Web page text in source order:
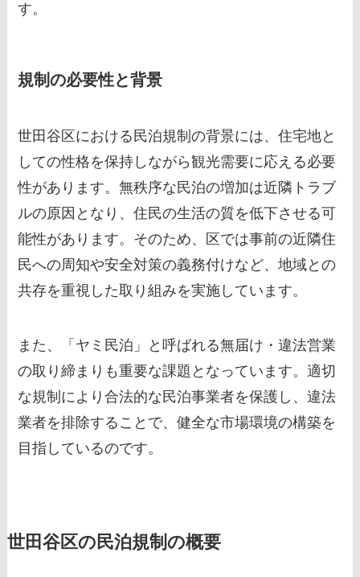
す。
規制の必要性と背景
世田谷区における民泊規制の背景には、住宅地と
しての性格を保持しながら観光需要に応える必要
性があります。無秩序な民泊の増加は近隣トラブ
ルの原因となり、住民の生活の質を低下させる可
能性があります。そのため、区では事前の近隣住
民への周知や安全対策の義務付けなど、地域との
共存を重視した取り組みを実施しています。
また、「ヤミ民泊」と呼ばれる無届け・違法営業
の取り締まりも重要な課題となっています。適切
な規制により合法的な民泊事業者を保護し、違法
業者を排除することで、健全な市場環境の構築を
目指しているのです。
世田谷区の民泊規制の概要